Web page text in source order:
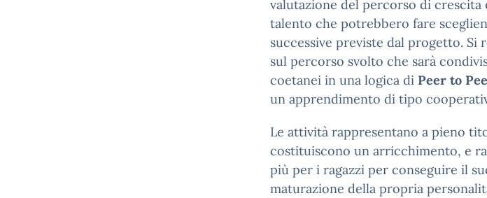
valutazione del percorso di
talento che potrebbero fare
successive previste dal progetto. Si
sul percorso svolto che sarà
coetanei in una logica di Peer to
un apprendimento di tipo
Le attività rappresentano a pieno
costituiscono un arricchimento, e
più per i ragazzi per conseguire il
maturazione della propria